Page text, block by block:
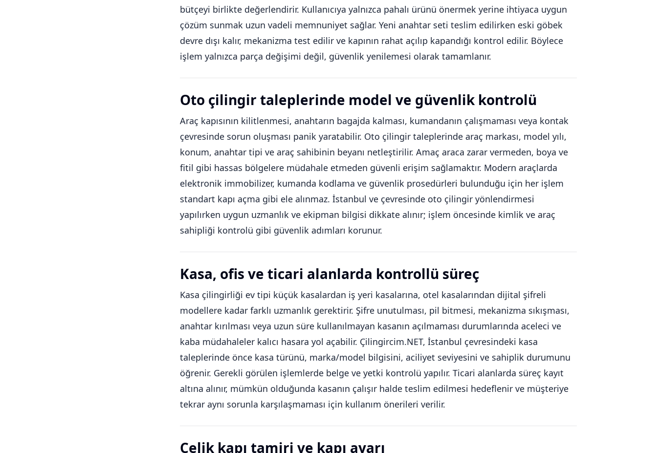
bütçeyi birlikte değerlendirir. Kullanıcıya yalnızca pahalı ürünü önermek yerine ihtiyaca uygun
çözüm sunmak uzun vadeli memnuniyet sağlar. Yeni anahtar seti teslim edilirken eski göbek
devre dışı kalır, mekanizma test edilir ve kapının rahat açılıp kapandığı kontrol edilir. Böylece
işlem yalnızca parça değişimi değil, güvenlik yenilemesi olarak tamamlanır.
Oto çilingir taleplerinde model ve güvenlik kontrolü
Araç kapısının kilitlenmesi, anahtarın bagajda kalması, kumandanın çalışmaması veya kontak
çevresinde sorun oluşması panik yaratabilir. Oto çilingir taleplerinde araç markası, model yılı,
konum, anahtar tipi ve araç sahibinin beyanı netleştirilir. Amaç araca zarar vermeden, boya ve
fitil gibi hassas bölgelere müdahale etmeden güvenli erişim sağlamaktır. Modern araçlarda
elektronik immobilizer, kumanda kodlama ve güvenlik prosedürleri bulunduğu için her işlem
standart kapı açma gibi ele alınmaz. İstanbul ve çevresinde oto çilingir yönlendirmesi
yapılırken uygun uzmanlık ve ekipman bilgisi dikkate alınır; işlem öncesinde kimlik ve araç
sahipliği kontrolü gibi güvenlik adımları korunur.
Kasa, ofis ve ticari alanlarda kontrollü süreç
Kasa çilingirliği ev tipi küçük kasalardan iş yeri kasalarına, otel kasalarından dijital şifreli
modellere kadar farklı uzmanlık gerektirir. Şifre unutulması, pil bitmesi, mekanizma sıkışması,
anahtar kırılması veya uzun süre kullanılmayan kasanın açılmaması durumlarında aceleci ve
kaba müdahaleler kalıcı hasara yol açabilir. Çilingircim.NET, İstanbul çevresindeki kasa
taleplerinde önce kasa türünü, marka/model bilgisini, aciliyet seviyesini ve sahiplik durumunu
öğrenir. Gerekli görülen işlemlerde belge ve yetki kontrolü yapılır. Ticari alanlarda süreç kayıt
altına alınır, mümkün olduğunda kasanın çalışır halde teslim edilmesi hedeflenir ve müşteriye
tekrar aynı sorunla karşılaşmaması için kullanım önerileri verilir.
Çelik kapı tamiri ve kapı ayarı